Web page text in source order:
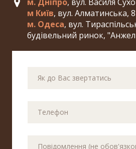
м Київ, вул. Алматинська, 8
м. Одеса, вул.
будівельний ринок,